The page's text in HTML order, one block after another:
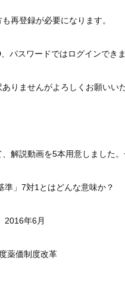
再登録が必要になります。
、パスワードではログインでき
りませんがよろしくお願いい
解説動画を5本用意しました。
」 7対1 とはどんな意味か？
2016年6月
薬価制度改革